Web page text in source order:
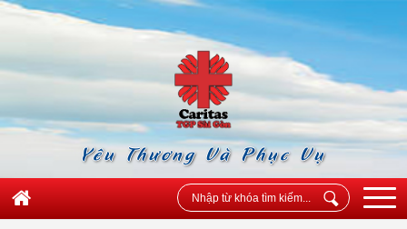
Yêu Thương Và Phục Vụ